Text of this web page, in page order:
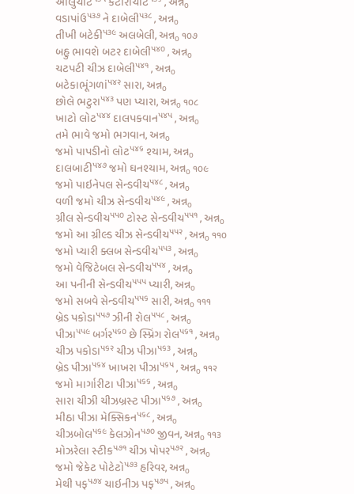
૦
વડાપાંઉ૫૩૭ ને દાબેલી૫૩૮ , અન્ન૦
તીખી બટેકી૫૩૯ અલબેલી, અન્ન૦ ૧૦૭
બહુ ભાવશે બટર દાબેલી૫૪૦ , અન્ન૦
ચટપટી ચીઝ દાબેલી૫૪૧ , અન્ન૦
બટેકાભૂંગળાં૫૪૨ સારા, અન્ન૦
છોલે ભટુરા૫૪૩ પણ પ્યારા, અન્ન૦ ૧૦૮
ખાટો લોટ૫૪૪ દાલપકવાન૫૪૫ , અન્ન૦
તમે ભાવે જમો ભગવાન, અન્ન૦
જમોપાપડીનો લોટ૫૪૬ શ્યામ, અન્ન૦
દાલબાટી૫૪૭ જમો ઘનશ્યામ, અન્ન૦ ૧૦૯
જમોપાઇનેપલ સેન્ડવીચ૫૪૮ , અન્ન૦
વળી જમોચીઝ સેન્ડવીચ૫૪૯ , અન્ન૦
ગ્રીલ સેન્ડવીચ૫૫૦ ટોસ્ટ સેન્ડવીચ૫૫૧ , અન્ન૦
જમો આગ્રીલ્ડ ચીઝ સેન્ડવીચ૫૫૨ , અન્ન૦ ૧૧૦
જમો પ્યારીક્લબ સેન્ડવીચ૫૫૩ , અન્ન૦
જમોવેજિટેબલ સેન્ડવીચ૫૫૪ , અન્ન૦
આપનીની સેન્ડવીચ૫૫૫ પ્યારી, અન્ન૦
જમોસબવે સેન્ડવીચ૫૫૬ સારી, અન્ન૦ ૧૧૧
બ્રેડ પકોડા૫૫૭ ઝીની રોલ૫૫૮ , અન્ન૦
પીઝા૫૫૯ બર્ગર૫૬૦ છેસ્પ્રિંગ રોલ૫૬૧ , અન્ન૦
ચીઝ પકોડા૫૬૨ ચીઝ પીઝા૫૬૩ , અન્ન૦
બ્રેડ પીઝા૫૬૪ ખાખરા પીઝા૫૬૫ , અન્ન૦ ૧૧૨
જમોમાર્ગારીટા પીઝા૫૬૬ , અન્ન૦
સારાચીઝી ચીઝબ્રસ્ટ પીઝા૫૬૭ , અન્ન૦
મીઠા પીઝા મેક્સિકન૫૬૮ , અન્ન૦
ચીઝબોલ૫૬૯ કેલઝોન૫૭૦ જીવન, અન્ન૦ ૧૧૩
મોઝરેલા સ્ટીક૫૭૧ ચીઝ પોપર૫૭૨ , અન્ન૦
જમોજેકેટ પોટેટો૫૭૩ હરિવર, અન્ન૦
મેથી પફ૫૭૪ ચાઇનીઝ પફ૫૭૫ , અન્ન૦